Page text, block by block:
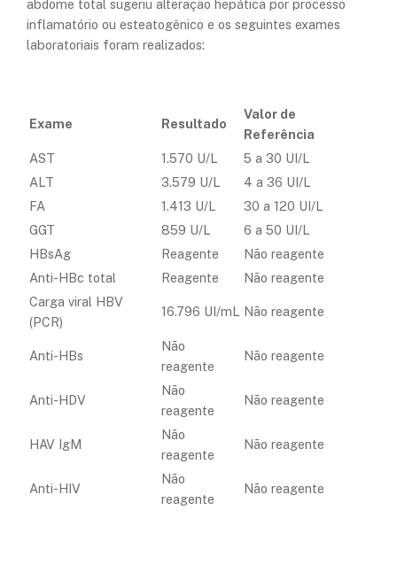
abdome total sugeriu alteração hepática por processo
inflamatório ou esteatogênico e os seguintes exames
laboratoriais foram realizados:
Exame Resultado
Valor de
Referência
AST
1.570 U/L
5 a 30 UI/L
ALT
3.579 U/L
4 a 36 UI/L
FA
1.413 U/L
30 a 120 UI/L
GGT
859 U/L
6 a 50 UI/L
HBsAg
Reagente
Não reagente
Anti-HBc total
Reagente
Não reagente
Carga viral HBV
(PCR)
16.796 UI/mL Não reagente
Anti-HBs
Não
reagente
Não reagente
Anti-HDV
Não
reagente
Não reagente
HAV IgM
Não
reagente
Não reagente
Anti-HIV
Não
reagente
Não reagente